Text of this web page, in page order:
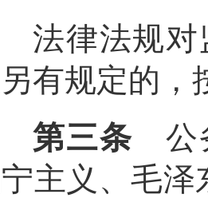
律法规对
有规定的，
第三条 公
主义、毛泽